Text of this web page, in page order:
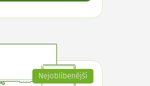
Nejoblíbenější